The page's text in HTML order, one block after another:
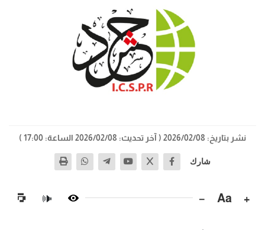
نشر بتاريخ: 2026/02/08 ( آخر تحديث: 2026/02/08 الساعة: 17:00 )
شارك
+
Aa
−
🔊